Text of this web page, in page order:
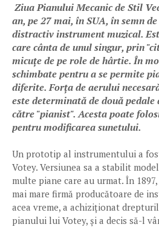
Ziua Pianului Mecanic de Stil
an, pe 27 mai, în SUA, în semn
distractiv instrument muzical.
care cânta de unul singur, prin
micuțe de pe role de hârtie. În
schimbate pentru a se permite
diferite. Forța de aerului
este determinată de două
către "pianist". Acesta poate
pentru modificarea sunetului.
Un prototip al instrumentului a
Votey. Versiunea sa a stabilit
multe piane care au urmat. În
mai mare firmă producătoare de
acea vreme, a achiziționat
pianului lui Votey, și a decis să-l